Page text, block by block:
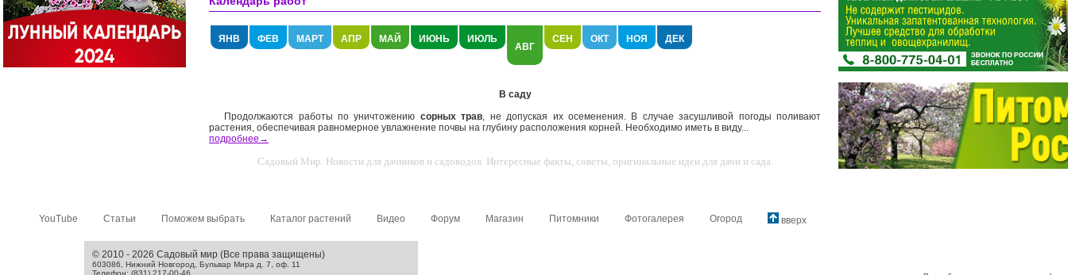
ЯНВ ФЕВ МАРТ АПР МАЙ ИЮНЬ ИЮЛЬ
АВГ
СЕН ОКТ НОЯ ДЕК
В саду
Продолжаются работы по уничтожению сорных трав, не допуская их осеменения. В случае засушливой погоды поливают
растения, обеспечивая равномерное увлажнение почвы на глубину расположения корней. Необходимо иметь в виду...
подробнее→
Садовый Мир. Новости для дачников и садоводов. Интересные факты, советы, оригинальные идеи для дачи и сада.
YouTube Статьи Поможем выбрать Каталог растений Видео Форум Магазин Питомники Фотогалерея Огород вверх
© 2010 - 2026 Садовый мир (Все права защищены)
603086, Нижний Новгород, Бульвар Мира д. 7, оф. 11
Телефон: (831) 217-00-46